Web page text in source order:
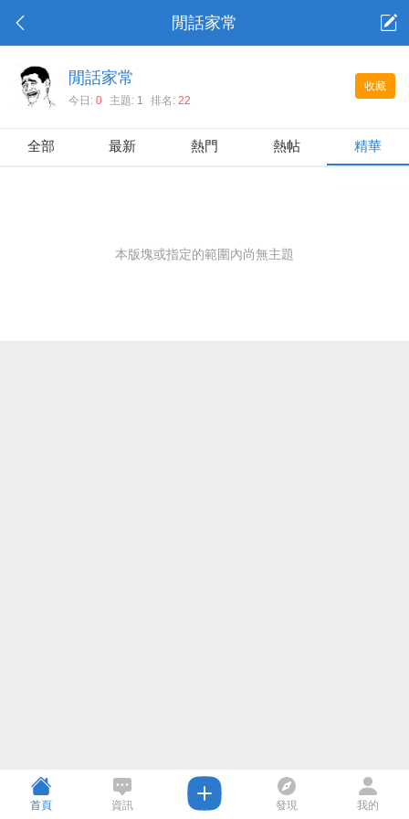
閒話家常
收藏
閒話家常
今日: 0 主題: 1 排名: 22
全部 最新 熱門 熱帖 精華
本版塊或指定的範圍內尚無主題
首頁 資訊 發現 我的